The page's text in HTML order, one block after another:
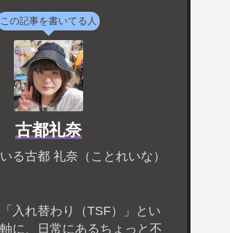
この記事を書いてる人
古都礼奈
る古都 礼奈（ことれいな）
入れ替わり（TSF）」とい
に、日常にあるちょっと不